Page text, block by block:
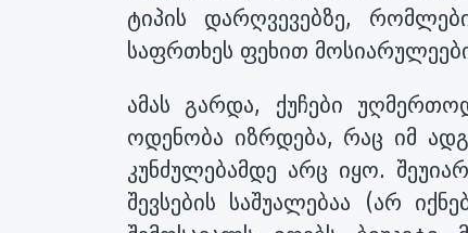
ტიპის დარღვევებზე,
საფრთხეს ფეხით
ამას გარდა, ქუჩები
ოდენობა იზრდება, რაც იმ
კუნძულებამდე არც იყო.
შევსების საშუალებაა (არ